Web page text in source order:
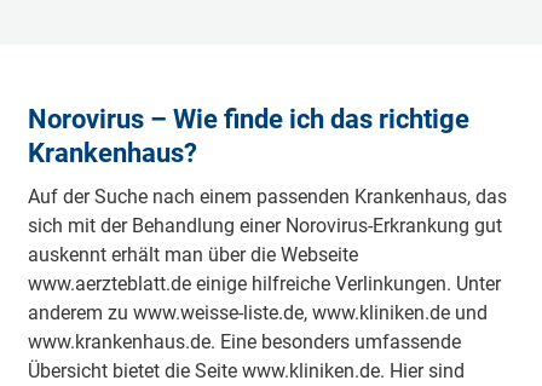
Norovirus – Wie finde ich das richtige
Krankenhaus?
Auf der Suche nach einem passenden Krankenhaus, das
sich mit der Behandlung einer Norovirus-Erkrankung gut
auskennt erhält man über die Webseite
www.aerzteblatt.de einige hilfreiche Verlinkungen. Unter
anderem zu www.weisse-liste.de, www.kliniken.de und
www.krankenhaus.de. Eine besonders umfassende
Übersicht bietet die Seite www.kliniken.de. Hier sind